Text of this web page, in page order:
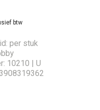
btw
per stuk
10210 | U